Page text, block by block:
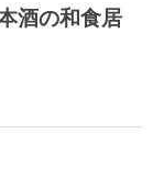
酒の和食居